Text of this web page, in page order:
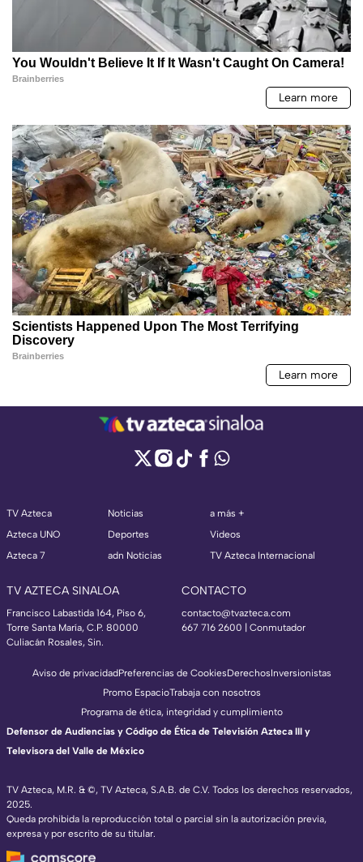
TV Azteca
Azteca UNO
Azteca 7
Noticias
Deportes
adn Noticias
a más +
Videos
TV Azteca Internacional
TV AZTECA SINALOA
Francisco Labastida 164, Piso 6,
Torre Santa María, C.P. 80000
Culiacán Rosales, Sin.
CONTACTO
contacto@tvazteca.com
667 716 2600 | Conmutador
TV Azteca, M.R. & ©, TV Azteca, S.A.B. de C.V. Todos los derechos reservados,
2025.
Queda prohibida la reproducción total o parcial sin la autorización previa,
expresa y por escrito de su titular.
Aviso de privacidadPreferencias de CookiesDerechosInversionistas
Promo EspacioTrabaja con nosotros
Programa de ética, integridad y cumplimiento
Defensor de Audiencias y Código de Ética de Televisión Azteca III y
Televisora del Valle de México